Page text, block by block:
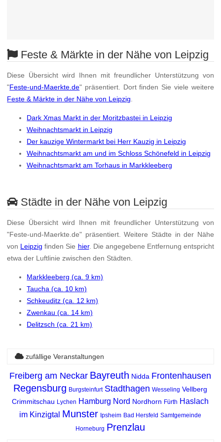
Feste & Märkte in der Nähe von Leipzig
Diese Übersicht wird Ihnen mit freundlicher Unterstützung von
"Feste-und-Maerkte.de" präsentiert. Dort finden Sie viele weitere
Feste & Märkte in der Nähe von Leipzig
Dark Xmas Markt in der Moritzbastei in Leipzig
Weihnachtsmarkt in Leipzig
Der kauzige Wintermarkt bei Herr Kauzig in Leipzig
Weihnachtsmarkt am und im Schloss Schönefeld in Leipzig
Weihnachtsmarkt am Torhaus in Markkleeberg
Städte in der Nähe von Leipzig
Diese Übersicht wird Ihnen mit freundlicher Unterstützung von
"Feste-und-Maerkte.de" präsentiert. Weitere Städte in der Nähe
von Leipzig finden Sie hier. Die angegebene Entfernung entspricht
etwa der Luftlinie zwischen den Städten.
Markkleeberg (ca. 9 km)
Taucha (ca. 10 km)
Schkeuditz (ca. 12 km)
Zwenkau (ca. 14 km)
Delitzsch (ca. 21 km)
zufällige Veranstaltungen
Freiberg am Neckar Bayreuth Nidda Frontenhausen
Regensburg Burgsteinfurt Stadthagen Wesseling Vellberg
Crimmitschau Lychen Hamburg Nord Nordhorn Fürth Haslach
im Kinzigtal Munster Ipsheim Bad Hersfeld Samtgemeinde
Horneburg Prenzlau